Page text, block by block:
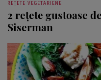
REȚETE VEGETARIENE
2 reţete gustoase
Siserman